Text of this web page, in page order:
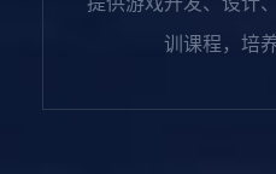
训课程，培